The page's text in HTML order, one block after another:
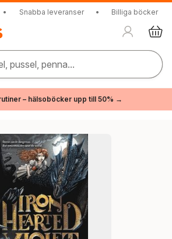
• Snabba leveranser • Billiga böcker
pussel, penna...
– hälsoböcker upp till 50% →